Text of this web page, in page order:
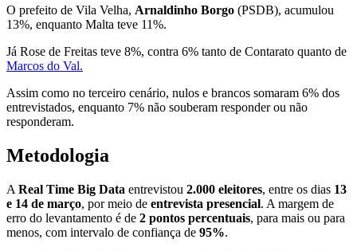
O prefeito de Vila Velha, Arnaldinho Borgo (PSDB), acumulou
13%, enquanto Malta teve 11%.
Já Rose de Freitas teve 8%, contra 6% tanto de Contarato quanto de
Marcos do Val.
Assim como no terceiro cenário, nulos e brancos somaram 6% dos
entrevistados, enquanto 7% não souberam responder ou não
responderam.
Metodologia
A Real Time Big Data entrevistou 2.000 eleitores, entre os dias 13
e 14 de março, por meio de entrevista presencial. A margem de
erro do levantamento é de 2 pontos percentuais, para mais ou para
menos, com intervalo de confiança de 95%.